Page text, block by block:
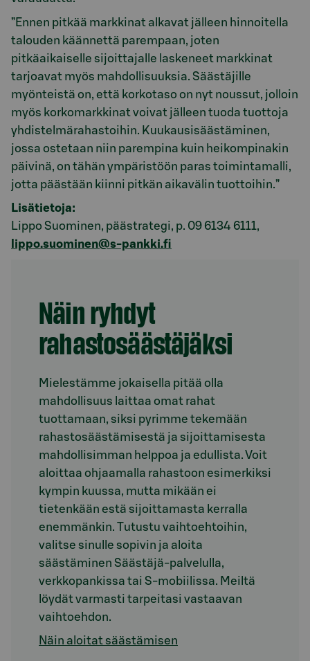
”Ennen pitkää markkinat alkavat jälleen hinnoitella
talouden käännettä parempaan, joten
pitkäaikaiselle sijoittajalle laskeneet markkinat
tarjoavat myös mahdollisuuksia. Säästäjille
myönteistä on, että korkotaso on nyt noussut, jolloin
myös korkomarkkinat voivat jälleen tuoda tuottoja
yhdistelmärahastoihin. Kuukausisäästäminen,
jossa ostetaan niin parempina kuin heikompinakin
päivinä, on tähän ympäristöön paras toimintamalli,
jotta päästään kiinni pitkän aikavälin tuottoihin.”
Lisätietoja:
Lippo Suominen, päästrategi, p. 09 6134 6111,
lippo.suominen@s-pankki.fi
Näin ryhdyt
rahastosäästäjäksi
Mielestämme jokaisella pitää olla
mahdollisuus laittaa omat rahat
tuottamaan, siksi pyrimme tekemään
rahastosäästämisestä ja sijoittamisesta
mahdollisimman helppoa ja edullista. Voit
aloittaa ohjaamalla rahastoon esimerkiksi
kympin kuussa, mutta mikään ei
tietenkään estä sijoittamasta kerralla
enemmänkin. Tutustu vaihtoehtoihin,
valitse sinulle sopivin ja aloita
säästäminen Säästäjä-palvelulla,
verkkopankissa tai S-mobiilissa. Meiltä
löydät varmasti tarpeitasi vastaavan
vaihtoehdon.
Näin aloitat säästämisen